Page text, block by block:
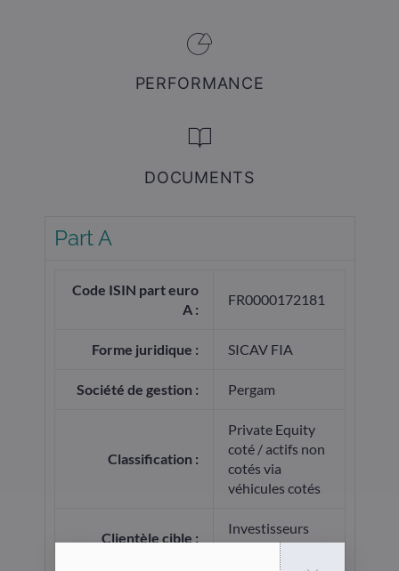
PERFORMANCE
DOCUMENTS
Part A
Code ISIN part euro
A :
FR0000172181
Forme juridique : SICAV FIA
Société de gestion : Pergam
Classification :
Private Equity
coté / actifs non
cotés via
véhicules cotés
Clientèle cible :
Investisseurs
professionnels